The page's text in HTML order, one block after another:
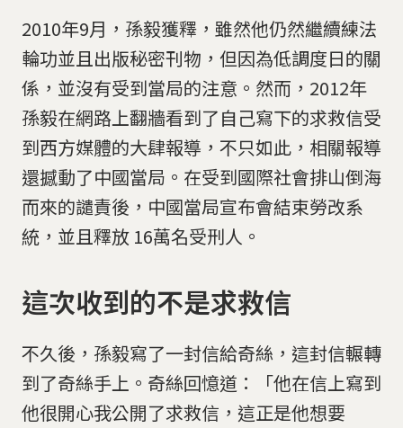
2010年9月，孫毅獲釋，雖然他仍然繼續練法
輪功並且出版秘密刊物，但因為低調度日的關
係，並沒有受到當局的注意。然而，2012年
孫毅在網路上翻牆看到了自己寫下的求救信受
到西方媒體的大肆報導，不只如此，相關報導
還撼動了中國當局。在受到國際社會排山倒海
而來的譴責後，中國當局宣布會結束勞改系
統，並且釋放 16萬名受刑人。
這次收到的不是求救信
不久後，孫毅寫了一封信給奇絲，這封信輾轉
到了奇絲手上。奇絲回憶道：「他在信上寫到
他很開心我公開了求救信，這正是他想要